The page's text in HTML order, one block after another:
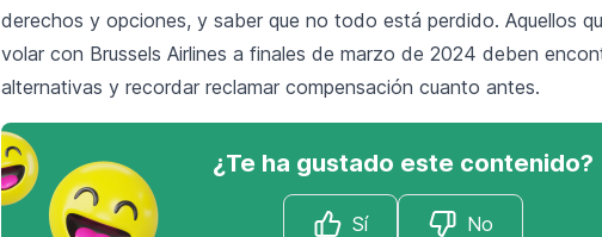
derechos y opciones, y saber que no todo está perdido. Aquellos
volar con Brussels Airlines a finales de marzo de 2024 deben
alternativas y recordar reclamar compensación cuanto antes.
¿Te ha gustado este contenido?
Sí No